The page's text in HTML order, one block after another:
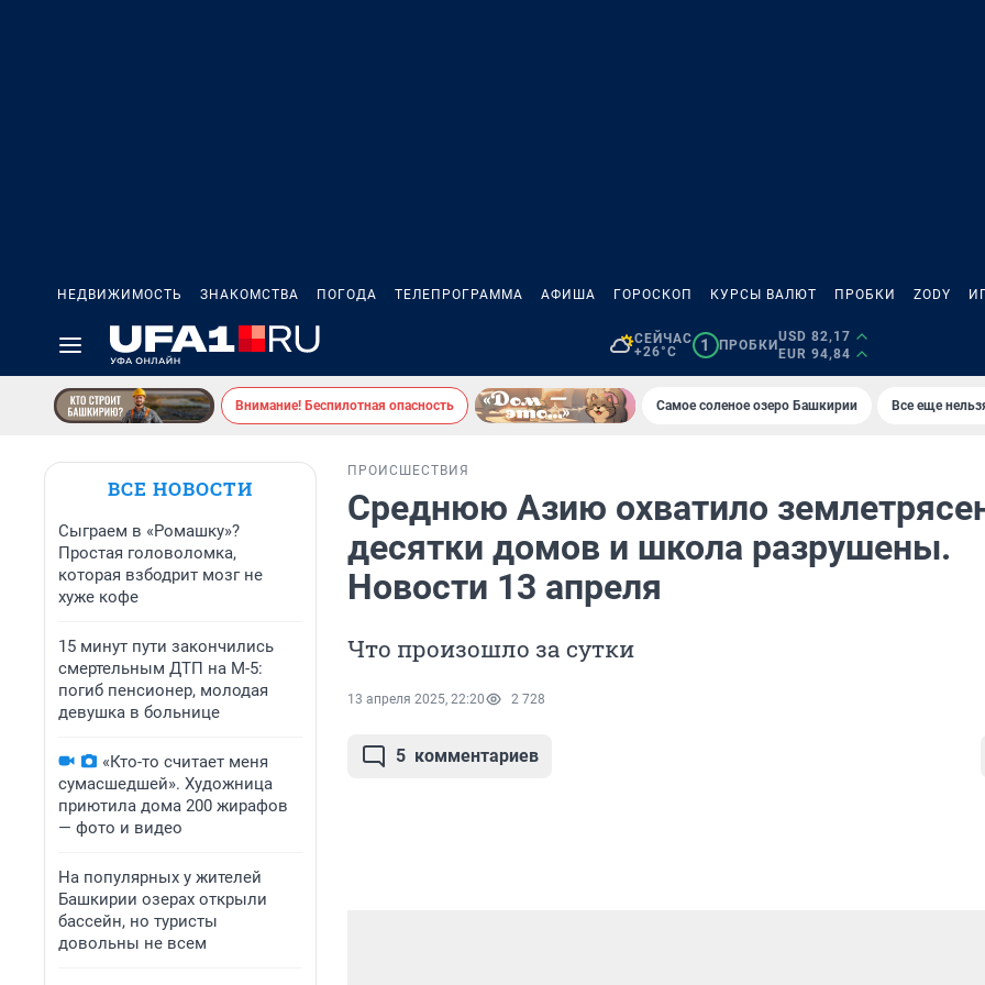
НЕДВИЖИМОСТЬ ЗНАКОМСТВА ПОГОДА ТЕЛЕПРОГРАММА АФИША ГОРОСКОП КУРСЫ ВАЛЮТ ПРОБКИ ZODY
СЕЙЧАС
+26°C
1 ПРОБКИ
USD 82,17
EUR 94,84
Внимание! Беспилотная опасность Самое соленое озеро Башкирии Все еще
ВСЕ НОВОСТИ
Сыграем в «Ромашку»?
Простая головоломка,
которая взбодрит мозг не
хуже кофе
15 минут пути закончились
смертельным ДТП на М-5:
погиб пенсионер, молодая
девушка в больнице
«Кто-то считает меня
сумасшедшей». Художница
приютила дома 200 жирафов
— фото и видео
На популярных у жителей
Башкирии озерах открыли
бассейн, но туристы
довольны не всем
ПРОИСШЕСТВИЯ
Среднюю Азию охватило
десятки домов и школа разрушены.
Новости 13 апреля
Что произошло за сутки
13 апреля 2025, 22:20 2 728
5 комментариев